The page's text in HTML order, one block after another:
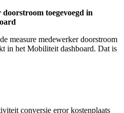
toegevoegd in
measure medewerker doorstroom
in het Mobiliteit dashboard. Dat is
conversie error kostenplaats